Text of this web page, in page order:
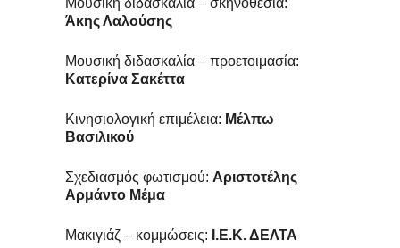
Άκης Λαλούσης
Μουσική διδασκαλία – προετοιμασία:
Κατερίνα Σακέττα
Κινησιολογική επιμέλεια: Μέλπω
Βασιλικού
Σχεδιασμός φωτισμού: Αριστοτέλης
Αρμάντο Μέμα
Μακιγιάζ – κομμώσεις: Ι.Ε.Κ. ΔΕΛΤΑ